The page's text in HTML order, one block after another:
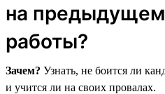
на
работы?
Зачем? Узнать, не боится ли
и учится ли на своих провалах.